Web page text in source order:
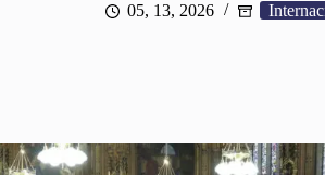
05, 13, 2026